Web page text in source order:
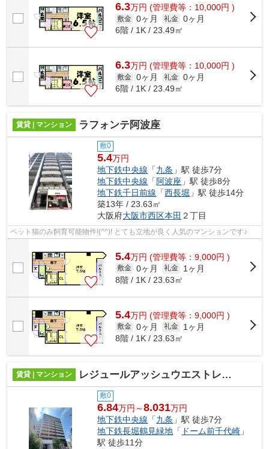
6.3万円 (管理費等：10,000円 )
敷金 0ヶ月 礼金 0ヶ月
6階 / 1K / 23.49㎡
6.3万円 (管理費等：10,000円 )
敷金 0ヶ月 礼金 0ヶ月
6階 / 1K / 23.49㎡
賃貸 | マンション ラフォンテ阿波座
敷0
5.4万円
地下鉄中央線 「九条 」駅 徒歩7分
地下鉄中央線 「 阿波座 」駅 徒歩8分
地下鉄千日前線 「西長堀 」駅 徒歩14分
築13年 / 23.63㎡
大阪府大阪市西区本田 ２丁目
ペット猫のみ飼育可能物件!(^^)! とても立地が良く人気のマンションです♪
5.4万円 (管理費等：9,000円 )
敷金 0ヶ月 礼金
1ヶ月
8階 / 1K / 23.63㎡
5.4万円 (管理費等：9,000円 )
敷金 0ヶ月 礼金
1ヶ月
8階 / 1K / 23.63㎡
賃貸 | マンション レジュールアッシュウエストレジス
敷0
6.84万円～8.031万円
地下鉄中央線 「九条 」駅 徒歩7分
地下鉄長堀鶴見緑地 「 ドーム前千代崎 」
駅 徒歩11分